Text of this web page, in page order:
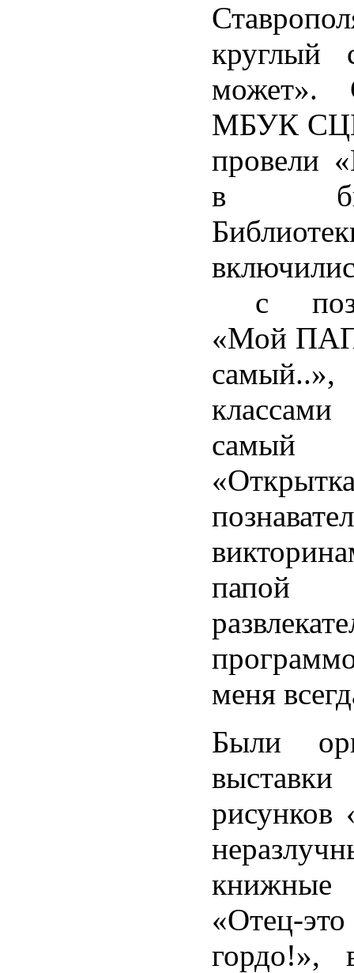
круглый
может».
МБУК
провели
в
с
«Мой
самый
папой
меня
Были
«Отец-
гордо!»,